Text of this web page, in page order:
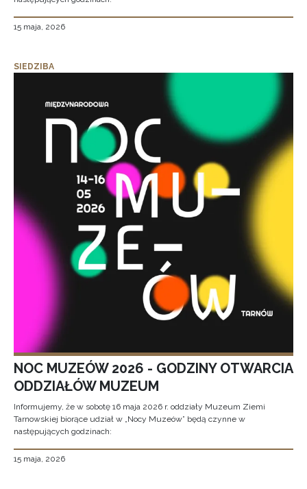
15 maja, 2026
SIEDZIBA
NOC MUZEÓW 2026 - GODZINY OTWARCIA
ODDZIAŁÓW MUZEUM
Informujemy, że w sobotę 16 maja 2026 r. oddziały Muzeum Ziemi
Tarnowskiej biorące udział w „Nocy Muzeów” będą czynne w
następujących godzinach:
15 maja, 2026